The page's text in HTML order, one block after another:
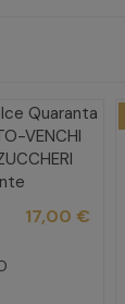
17,00 €